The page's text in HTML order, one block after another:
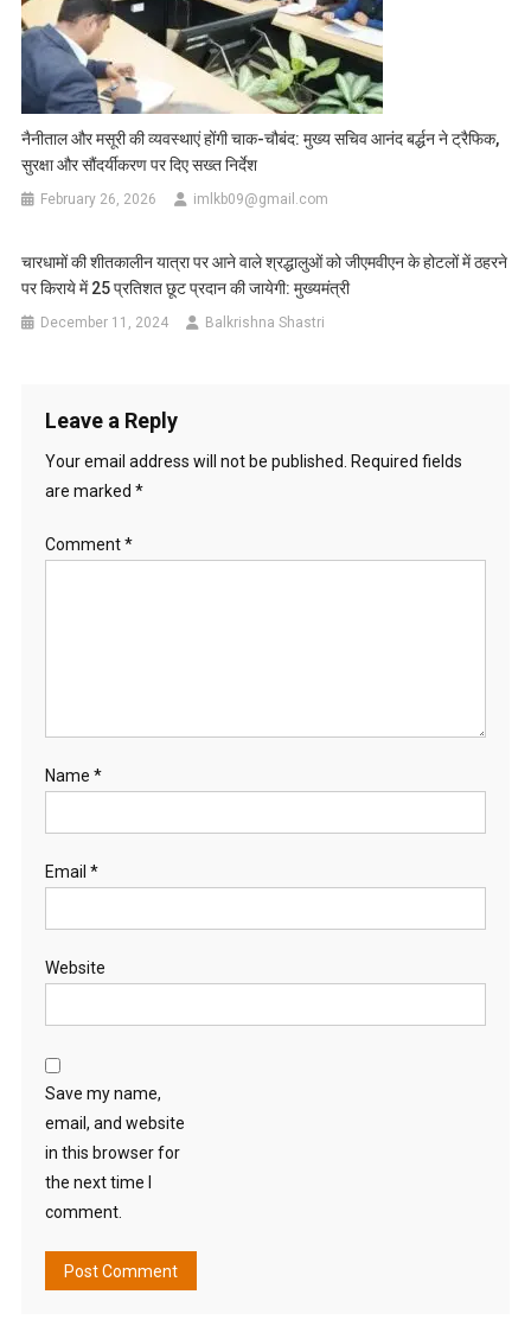
नैनीताल और मसूरी की व्यवस्थाएं होंगी चाक-चौबंद: मुख्य सचिव आनंद बर्द्धन ने ट्रैफिक,
सुरक्षा और सौंदर्यीकरण पर दिए सख्त निर्देश
February 26, 2026 imlkb09@gmail.com
चारधामों की शीतकालीन यात्रा पर आने वाले श्रद्धालुओं को जीएमवीएन के होटलों में ठहरने
पर किराये में 25 प्रतिशत छूट प्रदान की जायेगी: मुख्यमंत्री
December 11, 2024 Balkrishna Shastri
Leave a Reply
Your email address will not be published. Required fields
are marked *
Comment*
Name *
Email *
Website
Save my name,
email, and website
in this browser for
the next time I
comment.